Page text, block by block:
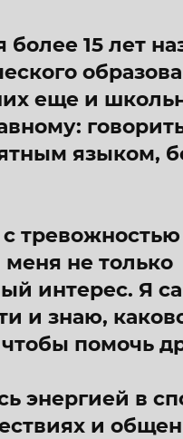
15 лет
еще и
языком,
не только
интерес. Я
и знаю,
помочь
энергией в
и